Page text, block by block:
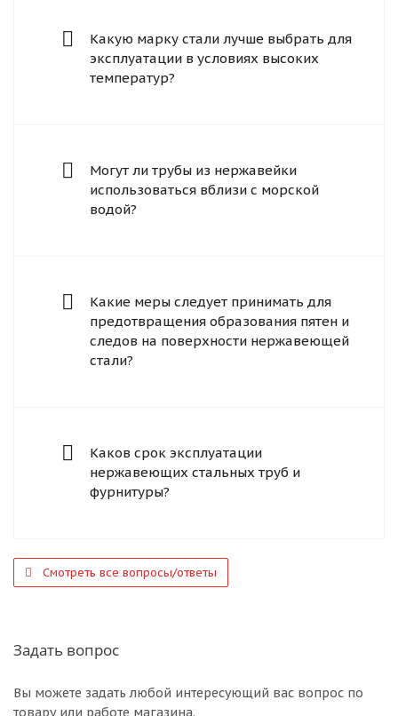
Какую марку стали лучше выбрать для
эксплуатации в условиях высоких
температур?
Могут ли трубы из нержавейки
использоваться вблизи с морской
водой?
Какие меры следует принимать для
предотвращения образования пятен и
следов на поверхности нержавеющей
стали?
Каков срок эксплуатации
нержавеющих стальных труб и
фурнитуры?
Смотреть все вопросы/ответы
Задать вопрос
Вы можете задать любой интересующий вас вопрос по
товару или работе магазина.